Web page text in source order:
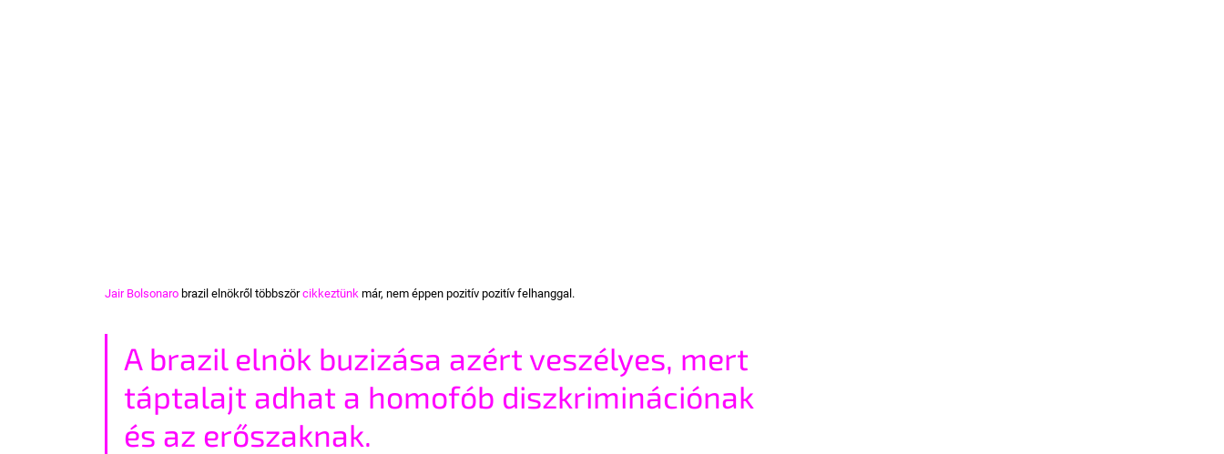
Jair Bolsonaro brazil elnökről többször cikkeztünk már, nem éppen pozitív pozitív felhanggal.
A brazil elnök buzizása azért veszélyes, mert
táptalajt adhat a homofób diszkriminációnak
és az erőszaknak.